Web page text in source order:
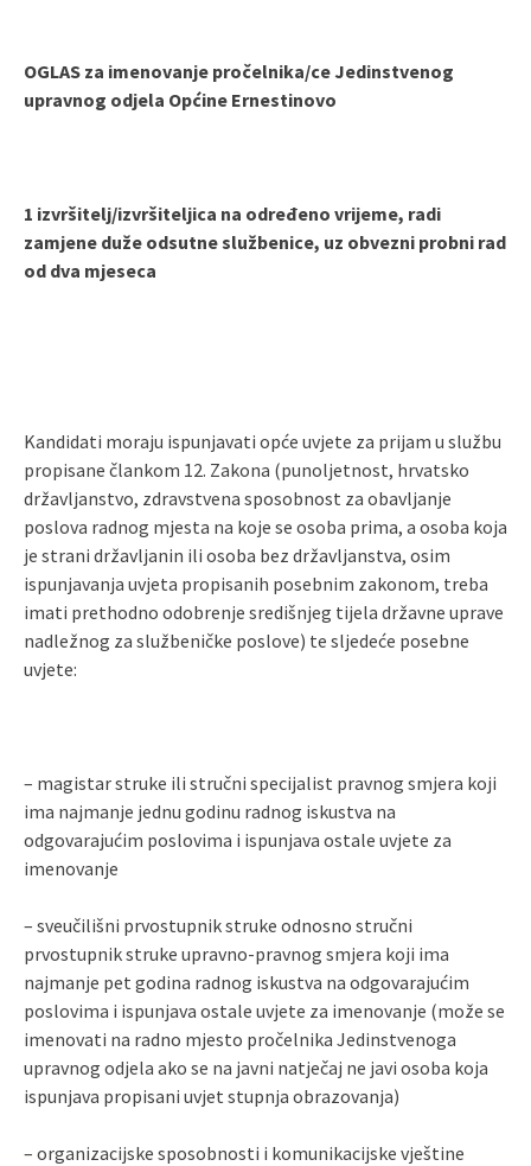
OGLAS za imenovanje pročelnika/ce Jedinstvenog
upravnog odjela Općine Ernestinovo
1 izvršitelj/izvršiteljica na određeno vrijeme, radi
zamjene duže odsutne službenice, uz obvezni probni rad
od dva mjeseca
Kandidati moraju ispunjavati opće uvjete za prijam u službu
propisane člankom 12. Zakona (punoljetnost, hrvatsko
državljanstvo, zdravstvena sposobnost za obavljanje
poslova radnog mjesta na koje se osoba prima, a osoba koja
je strani državljanin ili osoba bez državljanstva, osim
ispunjavanja uvjeta propisanih posebnim zakonom, treba
imati prethodno odobrenje središnjeg tijela državne uprave
nadležnog za službeničke poslove) te sljedeće posebne
uvjete:
– magistar struke ili stručni specijalist pravnog smjera koji
ima najmanje jednu godinu radnog iskustva na
odgovarajućim poslovima i ispunjava ostale uvjete za
imenovanje
– sveučilišni prvostupnik struke odnosno stručni
prvostupnik struke upravno-pravnog smjera koji ima
najmanje pet godina radnog iskustva na odgovarajućim
poslovima i ispunjava ostale uvjete za imenovanje (može se
imenovati na radno mjesto pročelnika Jedinstvenoga
upravnog odjela ako se na javni natječaj ne javi osoba koja
ispunjava propisani uvjet stupnja obrazovanja)
– organizacijske sposobnosti i komunikacijske vještine